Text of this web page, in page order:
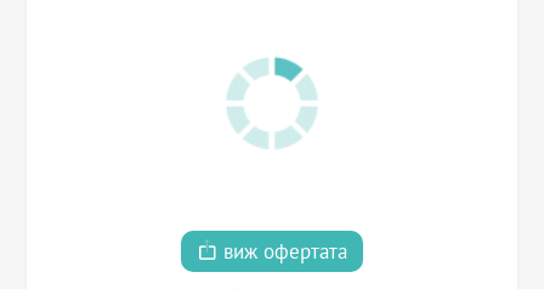
виж офертата